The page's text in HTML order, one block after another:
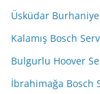
Üsküdar
Kalamış Bosch
Bulgurlu Hoover
İbrahimağa Bosch